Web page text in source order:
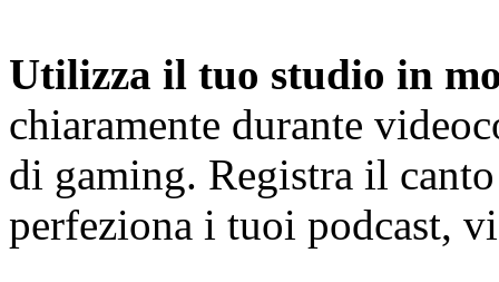
Utilizza il tuo studio in
chiaramente durante
di gaming. Registra il
perfeziona i tuoi podcast,